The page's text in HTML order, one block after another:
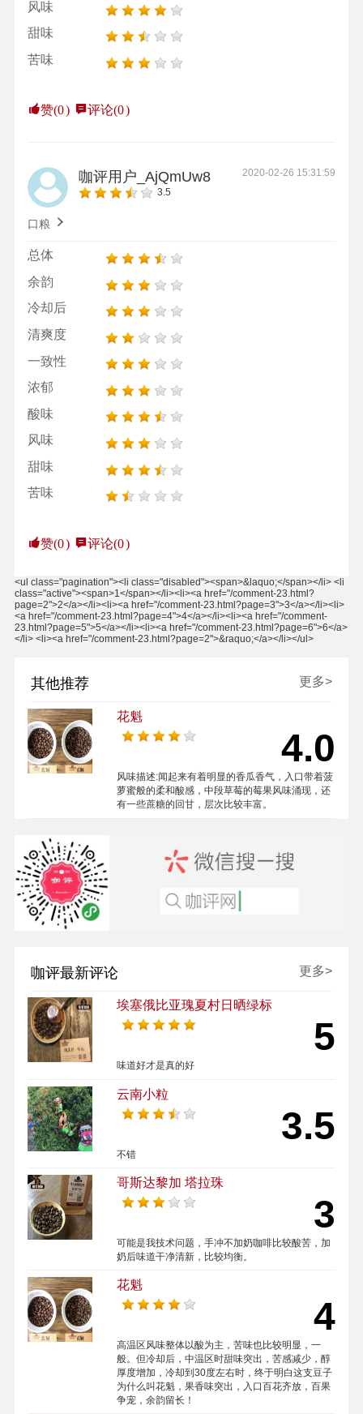
风味
甜味
苦味
赞(0) 评论(0)
咖评用户_AjQmUw8
3.5
口粮
总体
余韵
冷却后
清爽度
一致性
浓郁
酸味
风味
甜味
苦味
赞(0) 评论(0)
2020-02-26 15:31:59
<ul class="pagination"><li class="disabled"><span>&laquo;</span></li> <li
class="active"><span>1</span></li><li><a href="/comment-23.html?
page=2">2</a></li><li><a href="/comment-23.html?page=3">3</a></li><li>
<a href="/comment-23.html?page=4">4</a></li><li><a href="/comment-
23.html?page=5">5</a></li><li><a href="/comment-23.html?page=6">6</a>
</li> <li><a href="/comment-23.html?page=2">&raquo;</a></li></ul>
其他推荐 更多>
花魁
4.0
风味描述:闻起来有着明显的香瓜香气，入口带着菠
萝蜜般的柔和酸感，中段草莓的莓果风味涌现，还
有一些蔗糖的回甘，层次比较丰富。
咖评最新评论 更多>
埃塞俄比亚瑰夏村日晒绿标
5
味道好才是真的好
云南小粒
3.5
不错
哥斯达黎加 塔拉珠
3
可能是我技术问题，手冲不加奶咖啡比较酸苦，加
奶后味道干净清新，比较均衡。
花魁
4
高温区风味整体以酸为主，苦味也比较明显，一
般。但冷却后，中温区时甜味突出，苦感减少，醇
厚度增加，冷却到30度左右时，终于明白这支豆子
为什么叫花魁，果香味突出，入口百花齐放，百果
争宠，余韵留长！